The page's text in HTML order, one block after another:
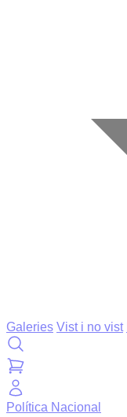
Galeries Vist i no vist
Política Nacional